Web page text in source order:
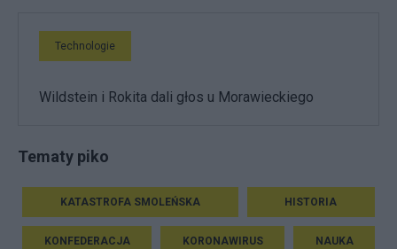
Technologie
Wildstein i Rokita dali głos u Morawieckiego
Tematy piko
KATASTROFA SMOLEŃSKA HISTORIA
KONFEDERACJA KORONAWIRUS NAUKA